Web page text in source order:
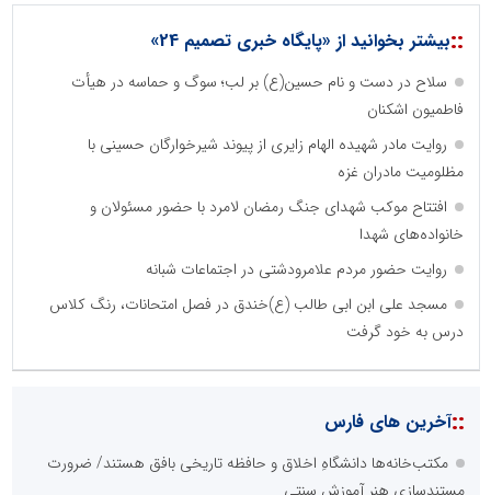
::بیشتر بخوانید از «پایگاه خبری تصمیم 24»
سلاح در دست و نام حسین(ع) بر لب؛ سوگ و حماسه در هیأت
فاطمیون اشکنان
روایت مادر شهیده الهام زایری از پیوند شیرخوارگان حسینی با
مظلومیت مادران غزه
افتتاح موکب شهدای جنگ رمضان لامرد با حضور مسئولان و
خانواده‌های شهدا
روایت حضور مردم علامرودشتی در اجتماعات شبانه
مسجد علی ابن ابی طالب (ع)خندق در فصل امتحانات، رنگ کلاس
درس به خود گرفت
::آخرین های فارس
مکتب‌خانه‌ها دانشگاهِ اخلاق و حافظه تاریخی بافق هستند/ ضرورت